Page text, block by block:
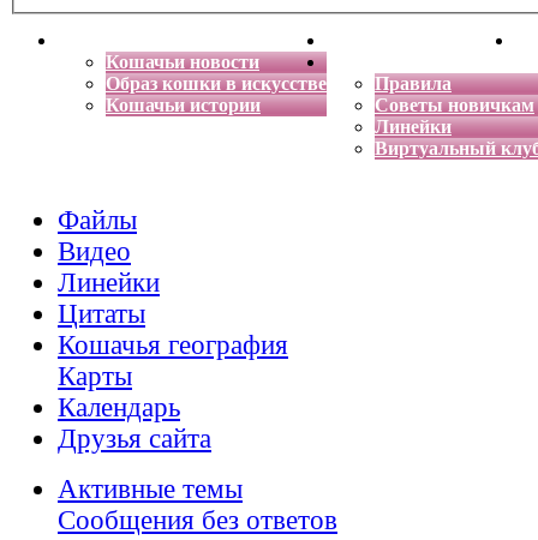
Кошачьи новости
Образ кошки в искусстве
Кошачьи истории
Энциклопедия кошек
Правила
Советы новичкам
Линейки
Виртуальный
Файлы
Видео
Линейки
Цитаты
Кошачья география
Карты
Календарь
Друзья сайта
Активные темы
Сообщения без ответов